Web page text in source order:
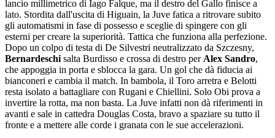
lancio millimetrico di Iago Falque, ma il destro del Gallo finisce a
lato. Stordita dall'uscita di Higuain, la Juve fatica a ritrovare subito
gli automatismi in fase di possesso e sceglie di spingere con gli
esterni per creare la superiorità. Tattica che funziona alla perfezione.
Dopo un colpo di testa di De Silvestri neutralizzato da Szczesny,
Bernardeschi salta Burdisso e crossa di destro per Alex Sandro,
che appoggia in porta e sblocca la gara. Un gol che dà fiducia ai
bianconeri e cambia il match. In bambola, il Toro arretra e Belotti
resta isolato a battagliare con Rugani e Chiellini. Solo Obi prova a
invertire la rotta, ma non basta. La Juve infatti non dà riferimenti in
avanti e sale in cattedra Douglas Costa, bravo a spaziare su tutto il
fronte e a mettere alle corde i granata con le sue accelerazioni.